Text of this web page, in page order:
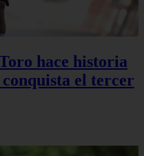
hace historia
el tercer